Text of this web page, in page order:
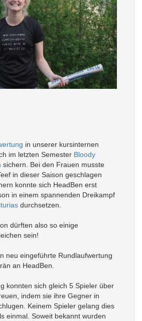
in unserer kursinternen
im letzten Semester Bloody
sichern. Bei den Frauen musste
in dieser Saison geschlagen
konnte sich HeadBen erst
in einem spannenden Dreikampf
durchsetzen.
dürften also so einige
sein!
neu eingeführte Rundlaufwertung
an HeadBen.
konnten sich gleich 5 Spieler über
indem sie ihre Gegner in
Keinem Spieler gelang dies
einmal. Soweit bekannt wurden